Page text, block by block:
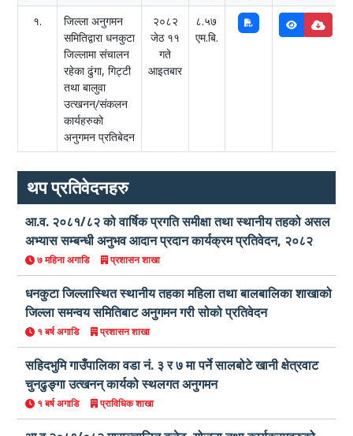
१.
जिल्ला अनुगमन
समितिद्वारा धनकुटा
जिल्लामा संचालन
रहेका ढुंगा, गिट्टी
तथा बालुवा
उत्खनन्/संकलन
कार्यहरुको
अनुगमन प्रतिबेदन
२०८२
जेठ ११
गते
आइतबार
८.५७
एम.बि.
थप प्रतिवेदनहरु
आ.व. २०८१/८२ को वार्षिक प्रगति समीक्षा तथा स्थानीय तहको असल
अभ्यास सम्बन्धी अनुभव आदान प्रदान कार्यक्रम प्रतिवेदन, २०८२
७ महिना अगाडि प्रशासन शाखा
धनकुटा जिल्लास्थित स्थानीय तहका महिला तथा बालबालिका शाखाको
जिल्ला समन्वय समितिबाट अनुगमन गरी सोको प्रतिवेदन
१ बर्ष अगाडि प्रशासन शाखा
सहिदभुमि गाउँपालिका वडा नं. ३ र ७ मा पर्ने सालबोटे खानी क्षेत्रवाट
चुनढुङ्गा उत्खनन् कार्यको स्थलगत अनुगमन
१ बर्ष अगाडि प्राविधिक शाखा